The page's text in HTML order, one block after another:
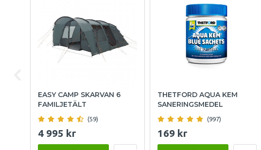
EASY CAMP SKARVAN 6
FAMILJETÄLT
(59)
4 995 kr
THETFORD AQUA KEM
SANERINGSMEDEL
(997)
169 kr